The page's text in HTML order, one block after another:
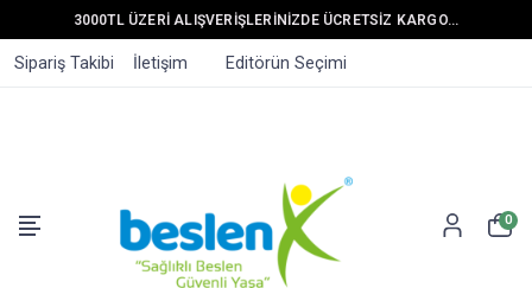
3000TL ÜZERİ ALIŞVERİŞLERİNİZDE ÜCRETSİZ KARGO...
Sipariş Takibi İletişim Editörün Seçimi
0